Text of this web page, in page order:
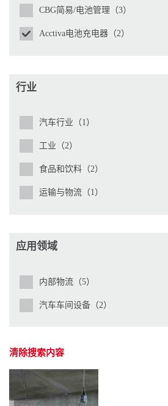
CBG简易/电池管理（3）
Acctiva电池充电器（2）
行业
汽车行业（1）
工业（2）
食品和饮料（2）
运输与物流（1）
应用领域
内部物流（5）
汽车车间设备（2）
清除搜索内容